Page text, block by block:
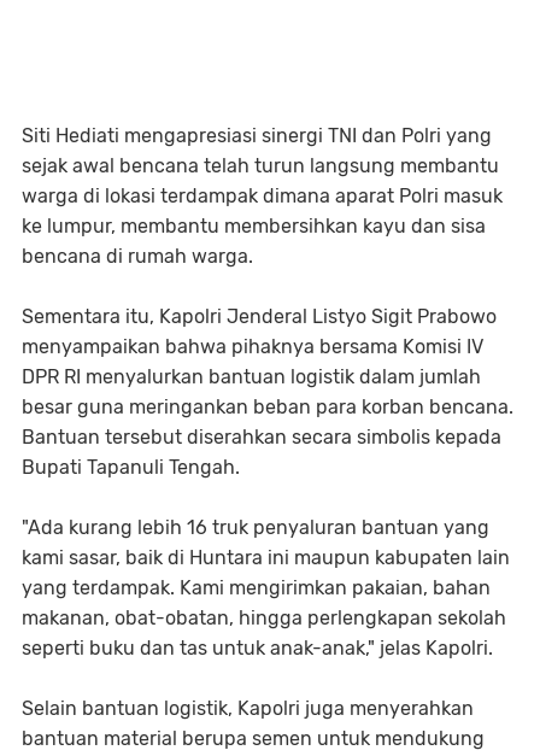
Siti Hediati mengapresiasi sinergi TNI dan Polri yang
sejak awal bencana telah turun langsung membantu
warga di lokasi terdampak dimana aparat Polri masuk
ke lumpur, membantu membersihkan kayu dan sisa
bencana di rumah warga.
Sementara itu, Kapolri Jenderal Listyo Sigit Prabowo
menyampaikan bahwa pihaknya bersama Komisi IV
DPR RI menyalurkan bantuan logistik dalam jumlah
besar guna meringankan beban para korban bencana.
Bantuan tersebut diserahkan secara simbolis kepada
Bupati Tapanuli Tengah.
"Ada kurang lebih 16 truk penyaluran bantuan yang
kami sasar, baik di Huntara ini maupun kabupaten lain
yang terdampak. Kami mengirimkan pakaian, bahan
makanan, obat-obatan, hingga perlengkapan sekolah
seperti buku dan tas untuk anak-anak," jelas Kapolri.
Selain bantuan logistik, Kapolri juga menyerahkan
bantuan material berupa semen untuk mendukung